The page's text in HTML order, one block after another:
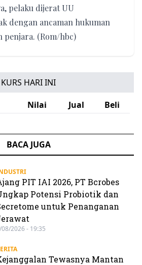
pelaku dijerat UU
dengan ancaman hukuman
penjara. (Rom/hbc)
KURS HARI INI
Nilai Jual Beli
BACA JUGA
PIT IAI 2026, PT Bcrobes
Potensi Probiotik dan
untuk Penanganan
2026 - 19:35
Tewasnya Mantan